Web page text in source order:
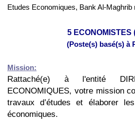
Etudes Economiques, Bank Al-Maghrib
5 ECONOMISTES
(Poste(s) basé(s) à
Mission:
Rattaché(e) à l'entité
ECONOMIQUES, votre mission
travaux d’études et élaborer
économiques.